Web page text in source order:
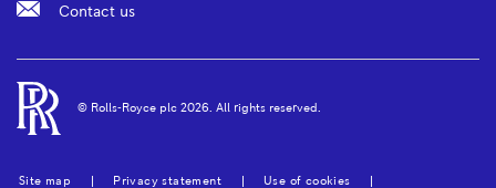
Contact us
© Rolls‑Royce plc 2026 . All rights reserved.
Site map Privacy statement Use of cookies